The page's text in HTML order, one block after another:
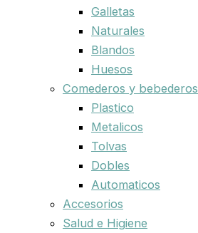
Galletas
Naturales
Blandos
Huesos
Comederos y bebederos
Plastico
Metalicos
Tolvas
Dobles
Automaticos
Accesorios
Salud e Higiene